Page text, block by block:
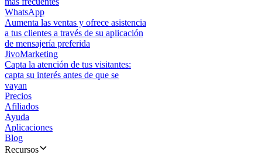
WhatsApp
Aumenta las ventas y ofrece asistencia
a tus clientes a través de su aplicación
de mensajería preferida
JivoMarketing
Capta la atención de tus visitantes:
capta su interés antes de que se
vayan
Precios
Afiliados
Ayuda
Aplicaciones
Blog
Recursos